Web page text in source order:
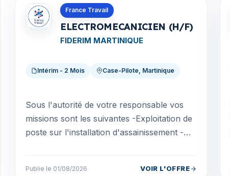
France Travail
ELECTROMECANICIEN (H/F)
FIDERIM MARTINIQUE
Intérim - 2 Mois Case-Pilote, Martinique
Sous l'autorité de votre responsable vos
missions sont les suivantes -Exploitation de
poste sur l'installation d'assainissement -
Publie le 01/08/2026 VOIR L'OFFRE
Offres en Martinique